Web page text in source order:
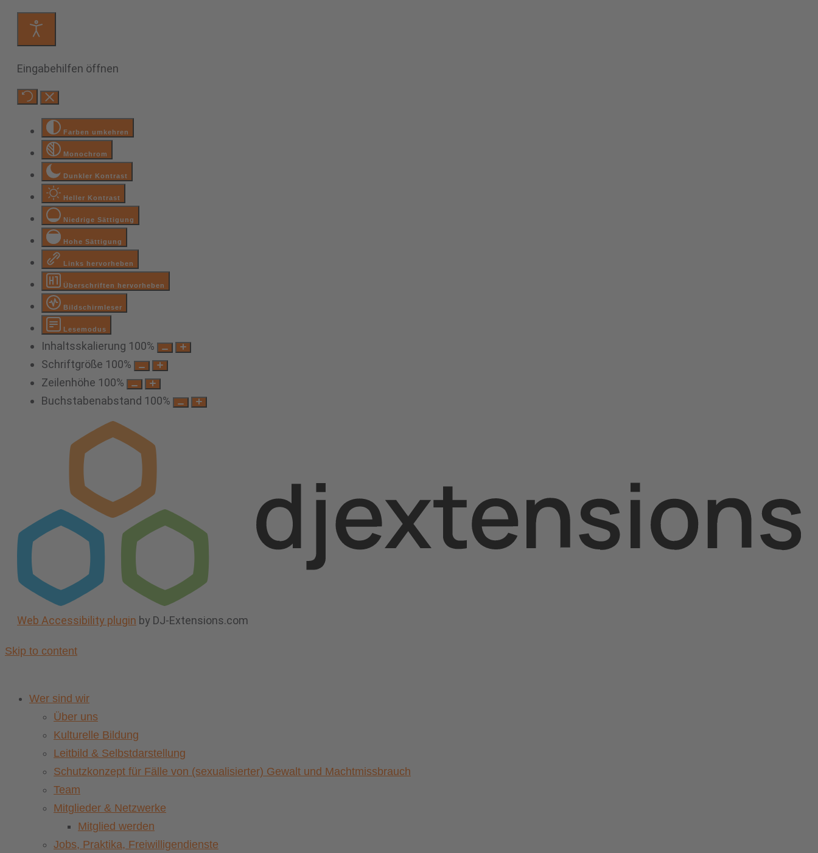
Eingabehilfen öffnen
Farben umkehren
Monochrom
Dunkler Kontrast
Heller Kontrast
Niedrige Sättigung
Hohe Sättigung
Links hervorheben
Überschriften hervorheben
Bildschirmleser
Lesemodus
Inhaltsskalierung 100%
Schriftgröße 100%
Zeilenhöhe 100%
Buchstabenabstand 100%
Web Accessibility plugin by DJ-Extensions.com
Skip to content
Wer sind wir
Über uns
Kulturelle Bildung
Leitbild & Selbstdarstellung
Schutzkonzept für Fälle von (sexualisierter) Gewalt und Machtmissbrauch
Team
Mitglieder & Netzwerke
Mitglied werden
Jobs, Praktika, Freiwilligendienste